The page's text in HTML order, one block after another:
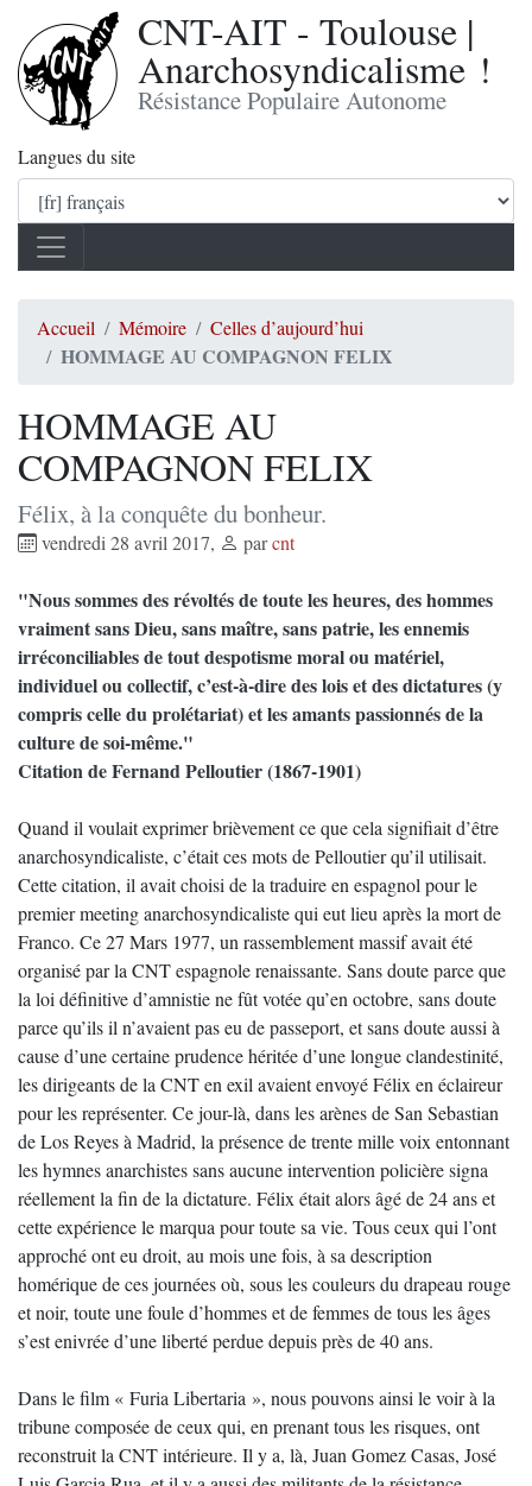
CNT-AIT - Toulouse |
Anarchosyndicalisme !
Résistance Populaire Autonome
Langues du site
Accueil Mémoire Celles d’aujourd’hui
HOMMAGE AU COMPAGNON FELIX
HOMMAGE AU
COMPAGNON FELIX
Félix, à la conquête du bonheur.
vendredi 28 avril 2017, parcnt
"Nous sommes des révoltés de toute les heures, des hommes
vraiment sans Dieu, sans maître, sans patrie, les ennemis
irréconciliables de tout despotisme moral ou matériel,
individuel ou collectif, c’est-à-dire des lois et des dictatures (y
compris celle du prolétariat) et les amants passionnés de la
culture de soi-même."
Citation de Fernand Pelloutier (1867-1901)
Quand il voulait exprimer brièvement ce que cela signifiait d’être
anarchosyndicaliste, c’était ces mots de Pelloutier qu’il utilisait.
Cette citation, il avait choisi de la traduire en espagnol pour le
premier meeting anarchosyndicaliste qui eut lieu après la mort de
Franco. Ce 27 Mars 1977, un rassemblement massif avait été
organisé par la CNT espagnole renaissante. Sans doute parce que
la loi définitive d’amnistie ne fût votée qu’en octobre, sans doute
parce qu’ils il n’avaient pas eu de passeport, et sans doute aussi à
cause d’une certaine prudence héritée d’une longue clandestinité,
les dirigeants de la CNT en exil avaient envoyé Félix en éclaireur
pour les représenter. Ce jour-là, dans les arènes de San Sebastian
de Los Reyes à Madrid, la présence de trente mille voix entonnant
les hymnes anarchistes sans aucune intervention policière signa
réellement la fin de la dictature. Félix était alors âgé de 24 ans et
cette expérience le marqua pour toute sa vie. Tous ceux qui l’ont
approché ont eu droit, au mois une fois, à sa description
homérique de ces journées où, sous les couleurs du drapeau rouge
et noir, toute une foule d’hommes et de femmes de tous les âges
s’est enivrée d’une liberté perdue depuis près de 40 ans.
Dans le film « Furia Libertaria », nous pouvons ainsi le voir à la
tribune composée de ceux qui, en prenant tous les risques, ont
reconstruit la CNT intérieure. Il y a, là, Juan Gomez Casas, José